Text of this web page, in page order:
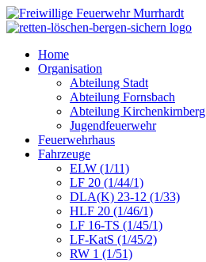
Home
Organisation
Abteilung Stadt
Abteilung Fornsbach
Abteilung Kirchenkirnberg
Jugendfeuerwehr
Feuerwehrhaus
Fahrzeuge
ELW (1/11)
LF 20 (1/44/1)
DLA(K) 23-12 (1/33)
HLF 20 (1/46/1)
LF 16-TS (1/45/1)
LF-KatS (1/45/2)
RW 1 (1/51)